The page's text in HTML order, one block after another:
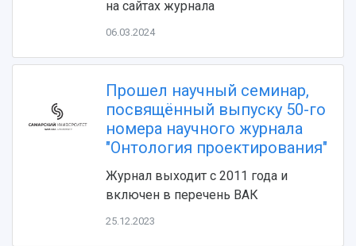
Кампус
Учебный аэродром
Центр истории авиационных двигателей
Ботанический сад
Умный дом бабочек
Международный межвузовский кампус
Сведения об образовательной организации
Противодействие COVID-19
Патенты
Отчеты о проведенных конференциях
на сайтах журнала
06.03.2024
Прошел научный семинар,
посвящённый выпуску 50-го
номера научного журнала
"Онтология проектирования"
Журнал выходит с 2011 года и
включен в перечень ВАК
25.12.2023